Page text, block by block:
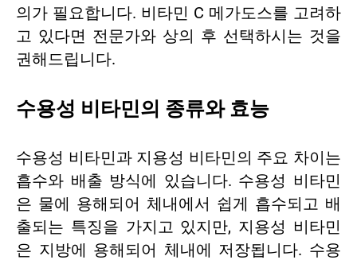
의가 필요합니다. 비타민 C 메가도스를 고려하
고 있다면 전문가와 상의 후 선택하시는 것을
권해드립니다.
수용성 비타민의 종류와 효능
수용성 비타민과 지용성 비타민의 주요 차이는
흡수와 배출 방식에 있습니다. 수용성 비타민
은 물에 용해되어 체내에서 쉽게 흡수되고 배
출되는 특징을 가지고 있지만, 지용성 비타민
은 지방에 용해되어 체내에 저장됩니다. 수용